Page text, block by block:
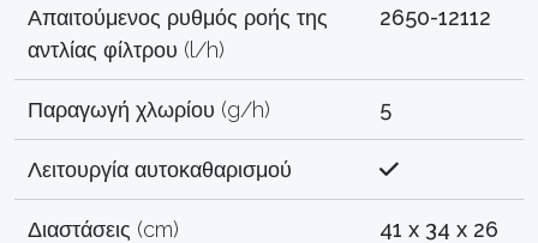
Απαιτούμενος ρυθμός ροής της
αντλίας φίλτρου (l/h)
2650-12112
Παραγωγή χλωρίου (g/h) 5
Λειτουργία αυτοκαθαρισμού
Διαστάσεις (cm) 41 x 34 x 26